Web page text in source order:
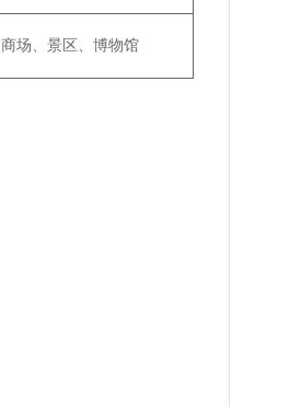
商场、景区、博物馆